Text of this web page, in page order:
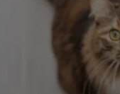
31.07.2026